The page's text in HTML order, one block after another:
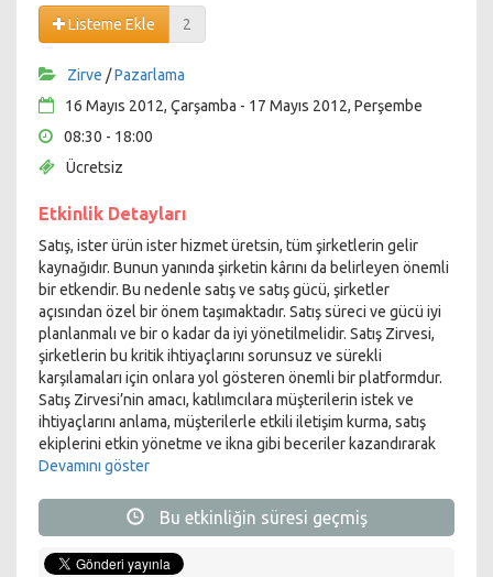
Listeme Ekle 2
Zirve /Pazarlama
16 Mayıs 2012, Çarşamba - 17 Mayıs 2012, Perşembe
08:30 - 18:00
Ücretsiz
Etkinlik Detayları
Satış, ister ürün ister hizmet üretsin, tüm şirketlerin gelir
kaynağıdır. Bunun yanında şirketin kârını da belirleyen önemli
bir etkendir. Bu nedenle satış ve satış gücü, şirketler
açısından özel bir önem taşımaktadır. Satış süreci ve gücü iyi
planlanmalı ve bir o kadar da iyi yönetilmelidir. Satış Zirvesi,
şirketlerin bu kritik ihtiyaçlarını sorunsuz ve sürekli
karşılamaları için onlara yol gösteren önemli bir platformdur.
Satış Zirvesi’nin amacı, katılımcılara müşterilerin istek ve
ihtiyaçlarını anlama, müşterilerle etkili iletişim kurma, satış
ekiplerini etkin yönetme ve ikna gibi beceriler kazandırarak
kârlı bir satış yönetimi sağlamaktır. Ayrıca dinamik bir ortamda,
vizyonlar ve farklı bakış açılarının kazanıldığı bir platform
oluşturmaktır. Satış Zirvesi’nde Türkiye’nin önemli
şirketlerinin genel müdür ve genel müdür yardımcıları, satış
Devamını göster
Bu etkinliğin süresi geçmiş